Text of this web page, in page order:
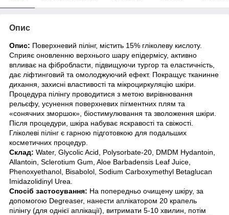
Опис
Опис: Поверхневий пілінг, містить 15% гліколеву кислоту.
Сприяє оновленню верхнього шару епідермісу, активно
впливає на фібробласти, підвищуючи тургор та еластичність,
дає ліфтинговий та омолоджуючий ефект. Покращує тканинне
дихання, захисні властивості та мікроциркуляцію шкіри.
Процедура пілінгу проводитися з метою вирівнювання
рельєфу, усунення поверхневих пігментних плям та
«сонячних зморшок», біостимулювання та зволоження шкіри.
Після процедури, шкіра набуває яскравості та свіжості.
Гліколеві пілінг є гарною підготовкою для подальших
косметичних процедур.
Склад: Water, Glycolic Acid, Polysorbate-20, DMDM Hydantoin,
Allantoin, Sclerotium Gum, Aloe Barbadensis Leaf Juice,
Phenoxyethanol, Bisabolol, Sodium Carboxymethyl Betaglucan
Imidazolidinyl Urea.
Спосіб застосування: На попередньо очищену шкіру, за
допомогою Degreaser, нанести аплікатором 20 крапель
пілінгу (для однієї аплікації), витримати 5-10 хвилин, потім